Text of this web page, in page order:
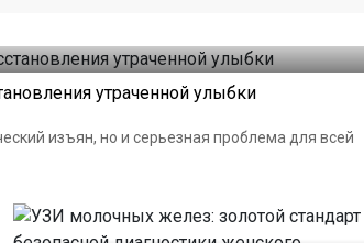
утраченной улыбки
изъян, но и серьезная проблема для всей